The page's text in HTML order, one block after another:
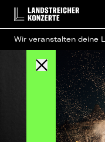
Wir veranstalten deine